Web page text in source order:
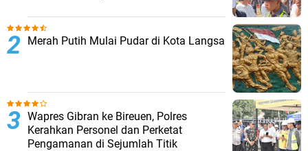
Merah Putih Mulai Pudar di Kota Langsa
Wapres Gibran ke Bireuen, Polres
Kerahkan Personel dan Perketat
Pengamanan di Sejumlah Titik